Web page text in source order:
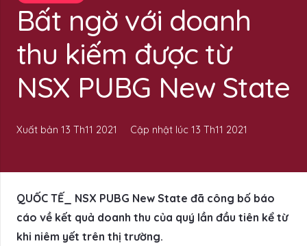
Bất ngờ với doanh
thu kiếm được từ
NSX PUBG New State
Xuất bản 13 Th11 2021 Cập nhật lúc13 Th11 2021
QUỐC TẾ_ NSX PUBG New State đã công bố báo
cáo về kết quả doanh thu của quý lần đầu tiên kể từ
khi niêm yết trên thị trường.